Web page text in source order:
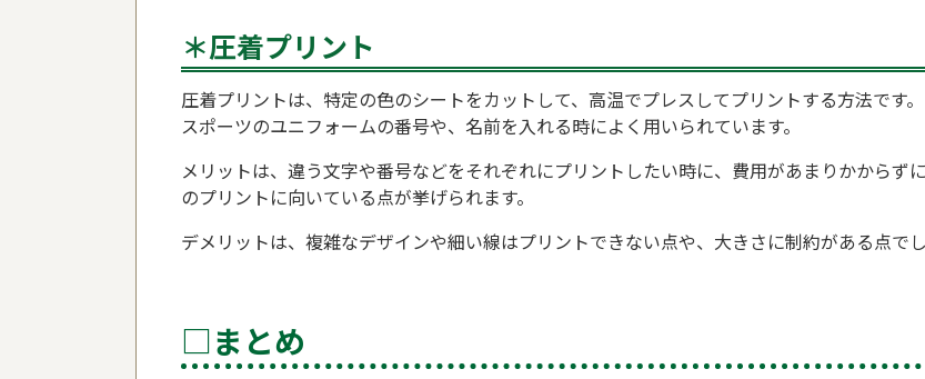
＊圧着プリント
圧着プリントは、特定の色のシートをカットして、高温でプレスしてプリントする方法です。
スポーツのユニフォームの番号や、名前を入れる時によく用いられています。
メリットは、違う文字や番号などをそれぞれにプリントしたい時に、費用があまりかからず
のプリントに向いている点が挙げられます。
デメリットは、複雑なデザインや細い線はプリントできない点や、大きさに制約がある点でし
□まとめ